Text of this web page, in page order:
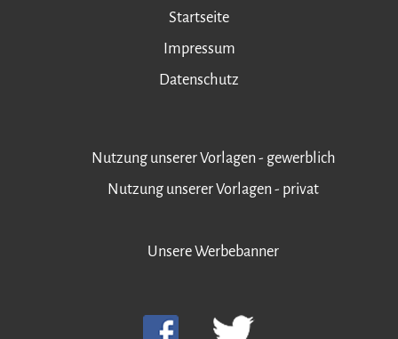
Startseite
Impressum
Datenschutz
Nutzung unserer Vorlagen - gewerblich
Nutzung unserer Vorlagen - privat
Unsere Werbebanner